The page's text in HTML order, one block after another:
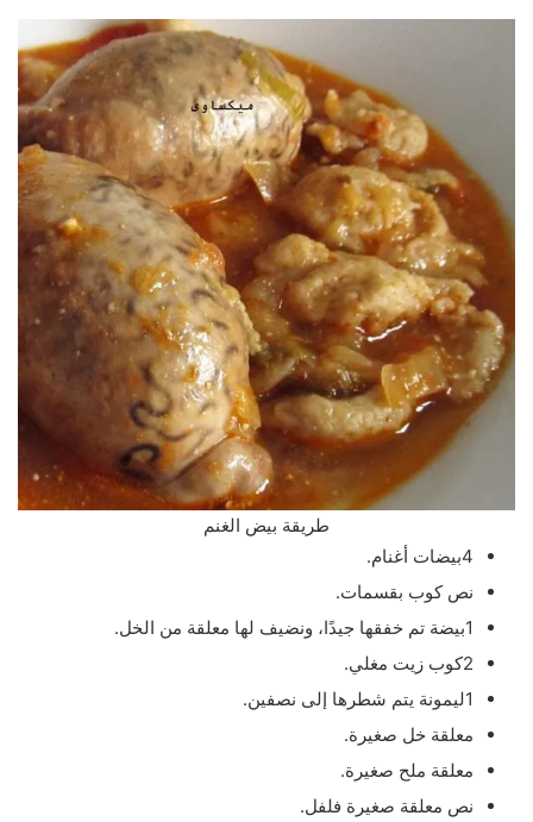
طريقة بيض الغنم
4بيضات أغنام.
نص كوب بقسمات.
1بيضة تم خفقها جيدًا، ونضيف لها معلقة من الخل.
2كوب زيت مغلي.
1ليمونة يتم شطرها إلى نصفين.
معلقة خل صغيرة.
معلقة ملح صغيرة.
نص معلقة صغيرة فلفل.